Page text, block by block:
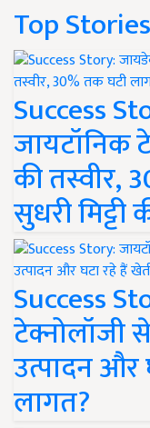
Top Stories
Success
जायटॉनिक
की तस्वीर,
सुधरी
Success
टेक्नोलॉजी
उत्पादन और
लागत?